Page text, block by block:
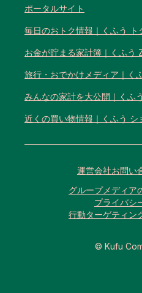
ポータルサイト
毎日のおトク情報｜くふう ト
お金が貯まる家計簿｜くふう
旅行・おでかけメディア｜く
みんなの家計を大公開｜くふ
近くの買い物情報｜くふう シ
運営会社お問い
グループメディア
プライバシ
行動ターゲティン
© Kufu